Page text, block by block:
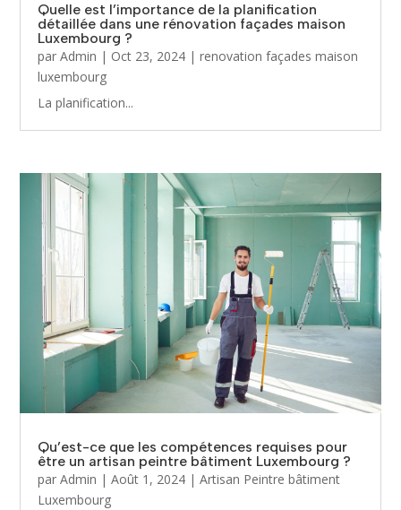
Quelle est l’importance de la planification
détaillée dans une rénovation façades maison
Luxembourg ?
parAdmin | Oct 23, 2024 |renovation façades maison
luxembourg
La planification...
Qu’est-ce que les compétences requises pour
être un artisan peintre bâtiment Luxembourg ?
parAdmin |Août 1, 2024 |Artisan Peintre bâtiment
Luxembourg